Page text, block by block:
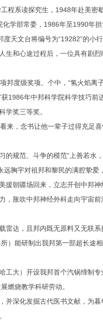
程系读探究生，1948年赴美密
学部常委，1986年至1990年
天文台将编号为“19282”的小行
和心途过程后，一位具有剧烈
度级奖项。个中，“氢火焰离
1986年中邦科学院科学技巧
学奖三等奖。
，念书让他一辈子过得充足喜
范、斗争的模范“上善若水
胸宇对祖邦和黎民的满腔挚
朝疆场回来，立志开创中邦神
胀吹中邦神经外科走向宇宙
达，且邦内既无原料又无联系
）能研制出我邦第一部超长途
大）开设我邦首个汽锅缔制
燃烧教学科研劳动。
深化发掘古代医书文献，为暮